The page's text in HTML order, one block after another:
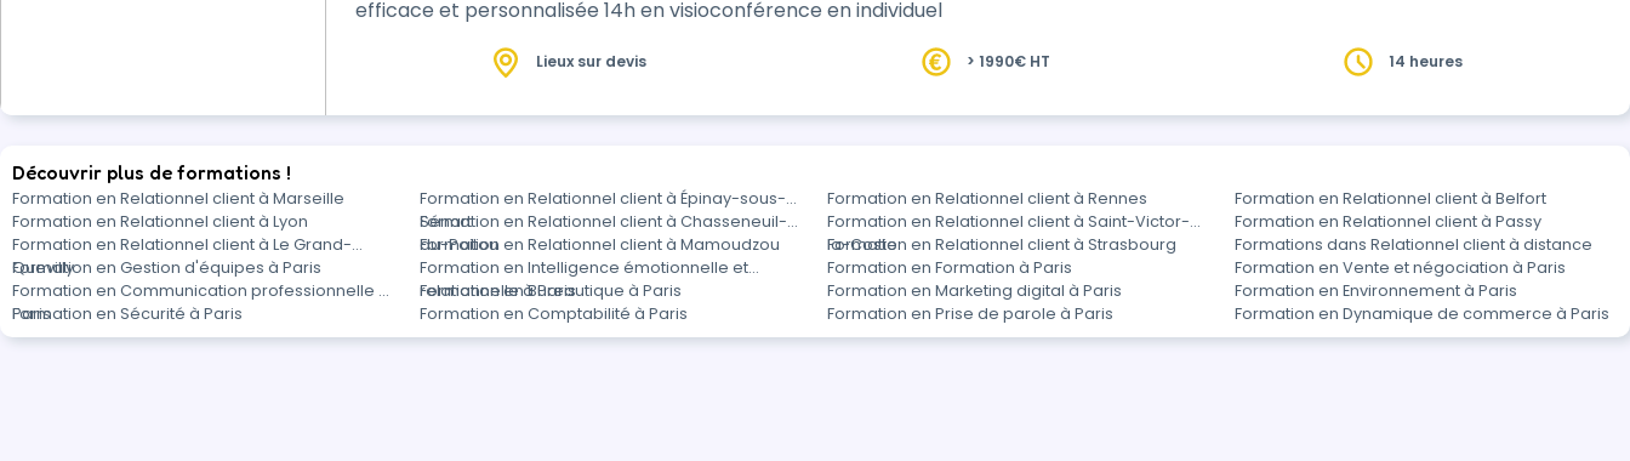
efficace et personnalisée 14h en visioconférence en individuel
Lieux sur devis > 1990€ HT 14 heures
Découvrir plus de formations !
Formation en Relationnel client à Marseille
Formation en Relationnel client à Épinay-sous-
Sénart
Formation en Relationnel client à Rennes
Formation en Relationnel client à Belfort
Formation en Relationnel client à Lyon
Formation en Relationnel client à Chasseneuil-
du-Poitou
Formation en Relationnel client à Saint-Victor-
la-Coste
Formation en Relationnel client à Passy
Formation en Relationnel client à Le Grand-
Quevilly
Formation en Relationnel client à Mamoudzou Formation en Relationnel client à Strasbourg
Formations dans Relationnel client à distance
Formation en Gestion d'équipes à Paris
Formation en Intelligence émotionnelle et
relationnelle à Paris
Formation en Formation à Paris
Formation en Vente et négociation à Paris
Formation en Communication professionnelle à
Paris
Formation en Bureautique à Paris Formation en Marketing digital à Paris
Formation en Environnement à Paris
Formation en Sécurité à Paris
Formation en Comptabilité à Paris Formation en Prise de parole à Paris Formation en Dynamique de commerce à Paris